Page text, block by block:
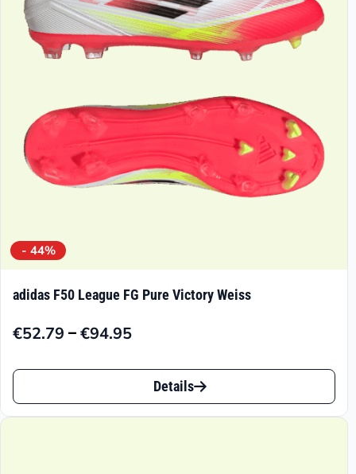
- 44%
adidas F50 League FG Pure Victory Weiss
€52.79 –€94.95
Preisspanne:
€94.95
Dieses
Produkt
Details